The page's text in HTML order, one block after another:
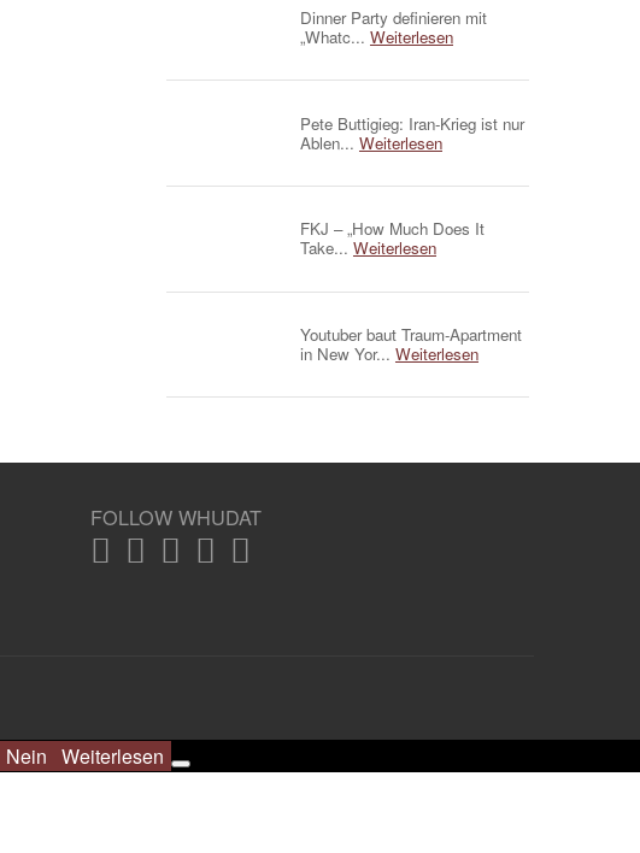
Dinner Party definieren mit
„Whatc... Weiterlesen
Pete Buttigieg: Iran-Krieg ist nur
Ablen... Weiterlesen
FKJ – „How Much Does It
Take... Weiterlesen
Youtuber baut Traum-Apartment
in New Yor... Weiterlesen
FOLLOW WHUDAT
Nein Weiterlesen